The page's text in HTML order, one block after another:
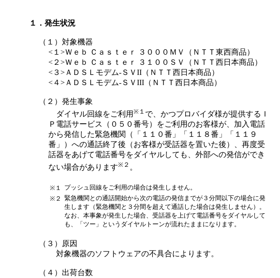
１．発生状況
（１）対象機器
<１>Ｗｅｂ Ｃａｓｔｅｒ ３０００ＭＶ（ＮＴＴ東西商品）
<２>Ｗｅｂ Ｃａｓｔｅｒ ３１００ＳＶ（ＮＴＴ西日本商品）
<３> ＡＤＳＬモデム‐ＳＶII（ＮＴＴ西日本商品）
<４> ＡＤＳＬモデム‐ＳＶIII（ＮＴＴ西日本商品）
（２）発生事象
ダイヤル回線をご利用 ※１ で、かつプロバイダ様が提供するＩ
Ｐ電話サービス（０５０番号）をご利用のお客様が、加入電話
から発信した緊急機関（「１１０番」「１１８番」「１１９
番」）への通話終了後（お客様が受話器を置いた後）、再度受
話器をあげて電話番号をダイヤルしても、外部への発信ができ
ない場合があります※２ 。
※１
プッシュ回線をご利用の場合は発生しません。
※２ 緊急機関との通話開始から次の電話の発信までが３分間以下の場合に発
生します（緊急機関と３分間を超えて通話した場合は発生しません）。
なお、本事象が発生した場合、受話器を上げて電話番号をダイヤルして
も、「ツー」というダイヤルトーンが流れたままになります。
（３）原因
対象機器のソフトウェアの不具合によります。
（４）出荷台数